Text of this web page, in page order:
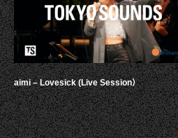
aimi – Lovesick (Live Session）